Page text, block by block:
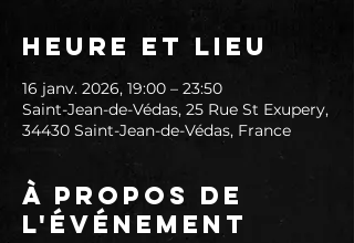
Heure et lieu
16 janv. 2026, 19:00 – 23:50
Saint-Jean-de-Védas, 25 Rue St Exupery,
34430 Saint-Jean-de-Védas, France
À propos de
l'événement